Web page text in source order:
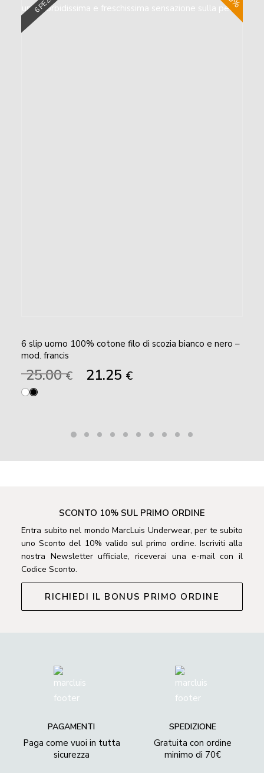
6 slip uomo 100% cotone filo di scozia bianco e nero –
mod. francis
25.00€
Il
25.00 €.
21.25 €Il
21.25 €.
SCONTO 10% SUL PRIMO ORDINE
Entra subito nel mondo MarcLuis Underwear, per te subito
uno Sconto del 10% valido sul primo ordine. Iscriviti alla
nostra Newsletter ufficiale, riceverai una e-mail con il
Codice Sconto.
RICHIEDI IL BONUS PRIMO ORDINE
PAGAMENTI
Paga come vuoi in tutta
sicurezza
SPEDIZIONE
Gratuita con ordine
minimo di 70€